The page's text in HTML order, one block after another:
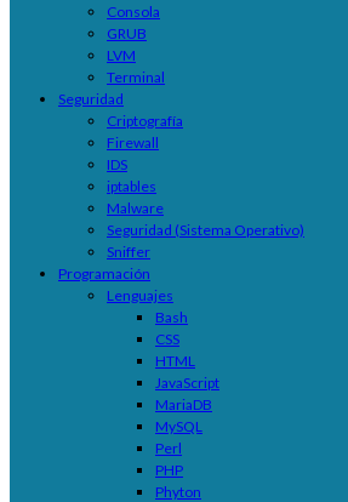
Consola
GRUB
LVM
Terminal
Seguridad
Criptografía
Firewall
IDS
iptables
Malware
Seguridad (Sistema Operativo)
Sniffer
Programación
Lenguajes
Bash
CSS
HTML
JavaScript
MariaDB
MySQL
Perl
PHP
Phyton